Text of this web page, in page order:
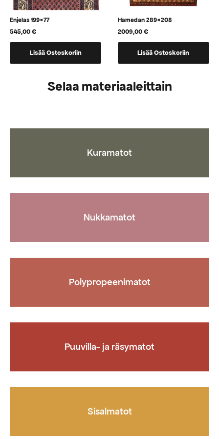
Enjelas 199×77
545,00€
Lisää Ostoskoriin
Hamedan 289×208
2009,00€
Lisää Ostoskoriin
Selaa materiaaleittain
Kuramatot
Nukkamatot
Polypropeenimatot
Puuvilla- ja räsymatot
Sisalmatot